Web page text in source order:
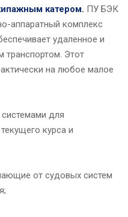
катером. ПУ БЭК
аппаратный комплекс
удаленное и
транспортом. Этот
на любое малое
для
курса и
от судовых систем